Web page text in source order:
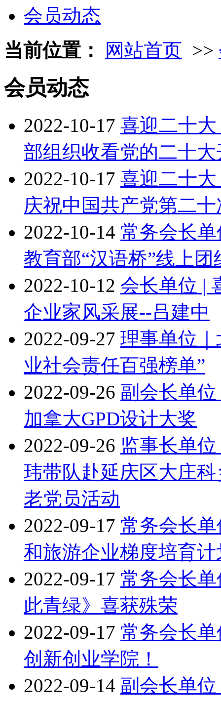
会员动态
当前位置：
网站首页 >>
会员动态
2022-10-17 喜迎二十
部组织收看党的二十
2022-10-17 喜迎二十
庆祝中国共产党第二
2022-10-14 常务会长
教育部“汉语桥”线上
2022-10-12 会长单位 |
企业家风采展--吕建中
2022-09-27 理事单位
业社会责任百强榜单”
2022-09-26 副会长单
加拿大GPD设计大奖
2022-09-26 监事长单
玮带队赴延庆区大庄
老党员活动
2022-09-17 常务会长
和旅游企业梯度培育
2022-09-17 常务会长
此青绿》喜获殊荣
2022-09-17 常务会长
创新创业学院！
2022-09-14 副会长单